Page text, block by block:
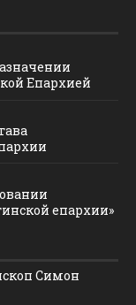
Епархией
епархии»
Симон